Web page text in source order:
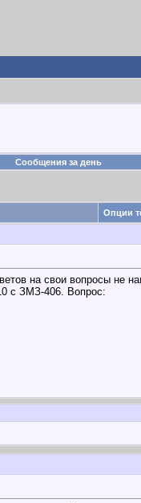
Сообщения за день
Опции
на свои вопросы не
с ЗМЗ-406. Вопрос: